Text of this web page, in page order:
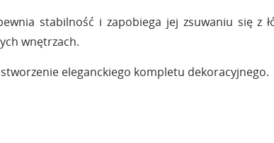
stabilność i zapobiega jej zsuwaniu się z
wnętrzach.
eleganckiego kompletu dekoracyjnego.